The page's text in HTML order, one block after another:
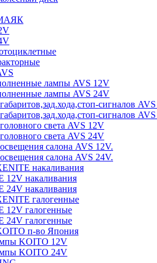
лампы AVS 12V
лампы AVS 24V
сигналов
сигналов
света AVS 12V
света AVS 24V
салона AVS 12V.
салона AVS 24V.
накаливания
12V накаливания
24V накаливания
галогенные
12V галогенные
24V галогенные
п-во Япония
KOITO 12V
KOITO 24V